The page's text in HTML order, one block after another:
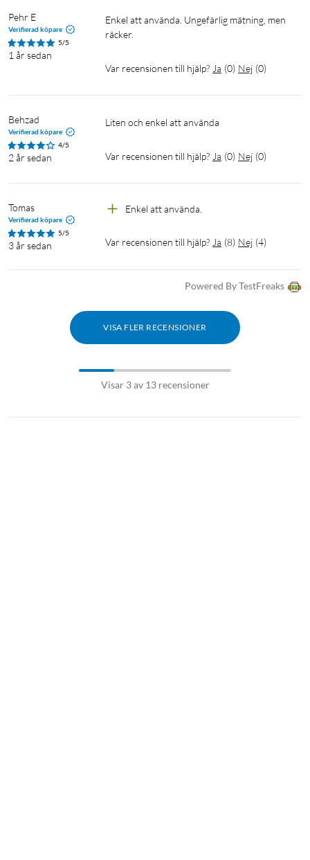
Pehr E
Verifierad köpare
5/5
1 år sedan
Enkel att använda. Ungefärlig mätning, men
räcker.
Var recensionen till hjälp? Ja (0) Nej (0)
Behzad
Verifierad köpare
4/5
2 år sedan
Liten och enkel att använda
Var recensionen till hjälp? Ja (0) Nej (0)
Tomas
Verifierad köpare
5/5
3 år sedan
Enkel att använda.
Var recensionen till hjälp? Ja (8) Nej (4)
Powered By TestFreaks
VISA FLER RECENSIONER
Visar 3 av 13 recensioner